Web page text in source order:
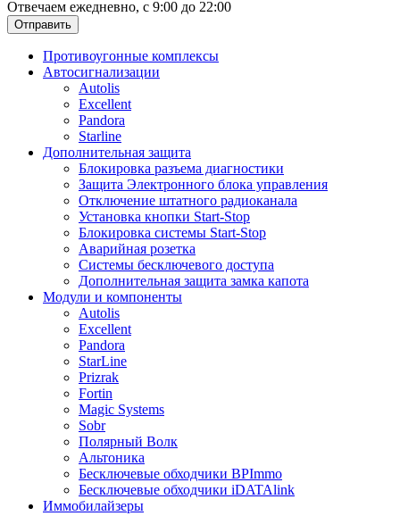
Отвечаем ежедневно, с 9:00 до 22:00
Отправить
Противоугонные комплексы
Автосигнализации
Autolis
Excellent
Pandora
Starline
Дополнительная защита
Блокировка разъема диагностики
Защита Электронного блока управления
Отключение штатного радиоканала
Установка кнопки Start-Stop
Блокировка системы Start-Stop
Аварийная розетка
Системы бесключевого доступа
Дополнительная защита замка капота
Модули и компоненты
Autolis
Excellent
Pandora
StarLine
Prizrak
Fortin
Magic Systems
Sobr
Полярный Волк
Альтоника
Бесключевые обходчики BPImmo
Бесключевые обходчики iDATAlink
Иммобилайзеры